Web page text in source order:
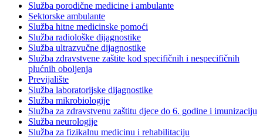
Služba porodične medicine i ambulante
Sektorske ambulante
Služba hitne medicinske pomoći
Služba radiološke dijagnostike
Služba ultrazvučne dijagnostike
Služba zdravstvene zaštite kod specifičnih i nespecifičnih
plućnih oboljenja
Previjalište
Služba laboratorijske dijagnostike
Služba mikrobiologije
Služba za zdravstvenu zaštitu djece do 6. godine i imunizaciju
Služba neurologije
Služba za fizikalnu medicinu i rehabilitaciju